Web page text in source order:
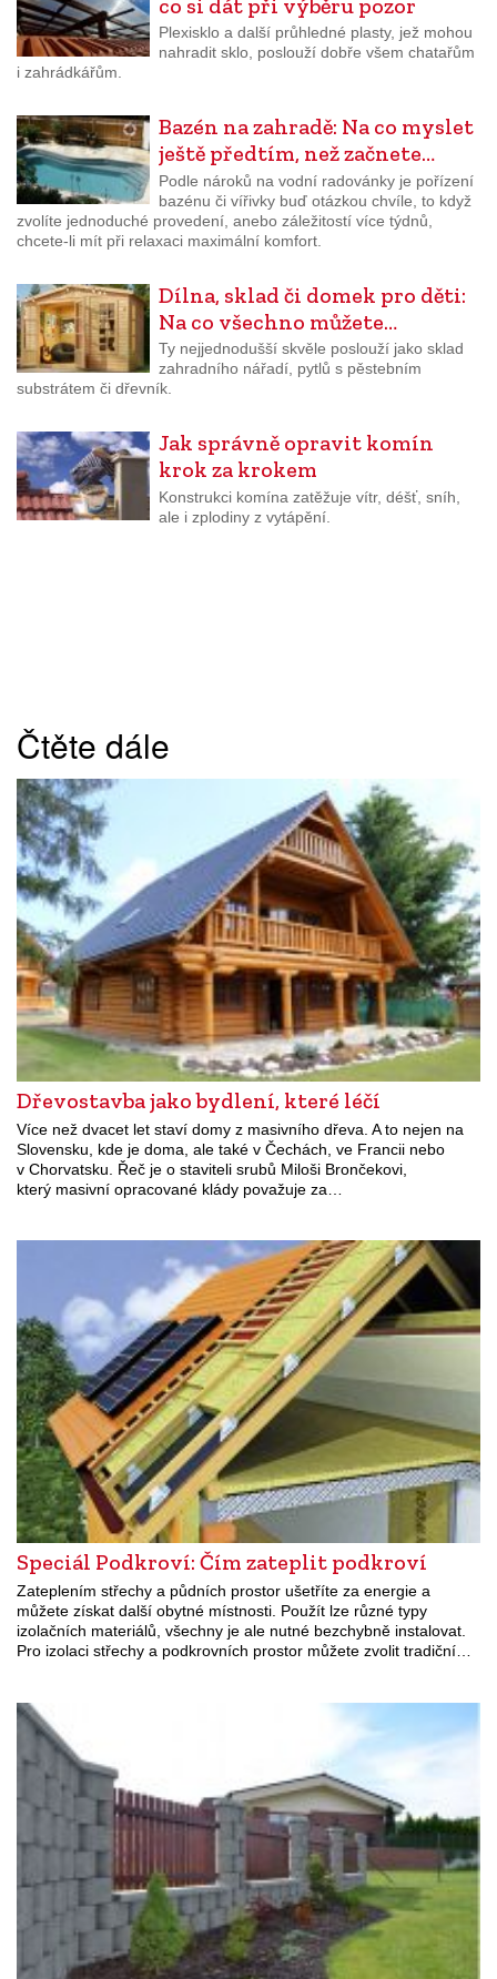
Plexisklo a další průhledné plasty, jež mohou
nahradit sklo, poslouží dobře všem chatařům
i zahrádkářům.
Bazén na zahradě: Na co myslet
ještě předtím, než začnete…
Podle nároků na vodní radovánky je pořízení
bazénu či vířivky buď otázkou chvíle, to když
zvolíte jednoduché provedení, anebo záležitostí více týdnů,
chcete-li mít při relaxaci maximální komfort.
Dílna, sklad či domek pro děti:
Na co všechno můžete…
Ty nejjednodušší skvěle poslouží jako sklad
zahradního nářadí, pytlů s pěstebním
substrátem či dřevník.
Jak správně opravit komín
krok za krokem
Konstrukci komína zatěžuje vítr, déšť, sníh,
ale i zplodiny z vytápění.
Čtěte dále
Dřevostavba jako bydlení, které léčí
Více než dvacet let staví domy z masivního dřeva. A to nejen na
Slovensku, kde je doma, ale také v Čechách, ve Francii nebo
v Chorvatsku. Řeč je o staviteli srubů Miloši Brončekovi,
který masivní opracované klády považuje za…
Speciál Podkroví: Čím zateplit podkroví
Zateplením střechy a půdních prostor ušetříte za energie a
můžete získat další obytné místnosti. Použít lze různé typy
izolačních materiálů, všechny je ale nutné bezchybně instalovat.
Pro izolaci střechy a podkrovních prostor můžete zvolit tradiční…